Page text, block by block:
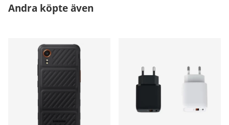
Andra köpte även